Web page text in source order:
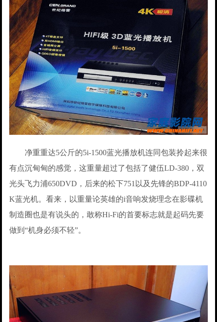
净重重达5公斤的5i-1500蓝光播放机连同包装拎起来很
有点沉甸甸的感觉，这重量超过了包括了健伍LD-380，双
光头飞力浦650DVD，后来的松下751以及先锋的BDP-4110
K蓝光机。看来，以重量论英雄的i音响发烧理念在影碟机
制造圈也是有说头的，敢称Hi-Fi的首要标志就是起码先要
做到“机身必须不轻”。